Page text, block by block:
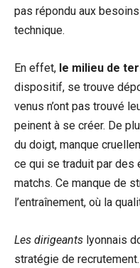
pas répondu aux
technique.
En effet, le milieu de
dispositif, se trouve
venus n’ont pas trouvé
peinent à se créer. De
du doigt, manque
ce qui se traduit par des
matchs. Ce manque de
l’entraînement, où la
Les dirigeants lyonnais
stratégie de